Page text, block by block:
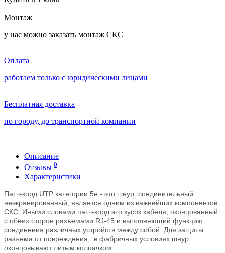
Монтаж
у нас можно заказать монтаж СКС
Оплата
работаем только с юридическими лицами
Бесплатная доставка
по городу, до транспортной компании
Описание
Отзывы 0
Характеристики
Патч-корд UTP категории 5e - это шнур соединительный
неэкранированный , является одним из важнейших компонентов
СКС. Иными словами патч-корд это кусок кабеля, оконцованный
с обеих сторон разъемами RJ-45 и выполняющий функцию
соединения различных устройств между собой. Для защиты
разъема от повреждения, в фабричных условиях шнур
оконцовывают литым колпачком.